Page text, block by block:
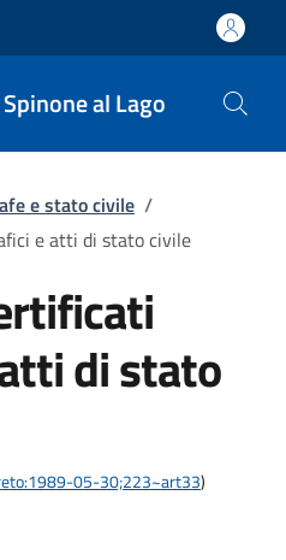
al Lago
e stato civile /
e atti di stato civile
di stato
05-30;223~art33)